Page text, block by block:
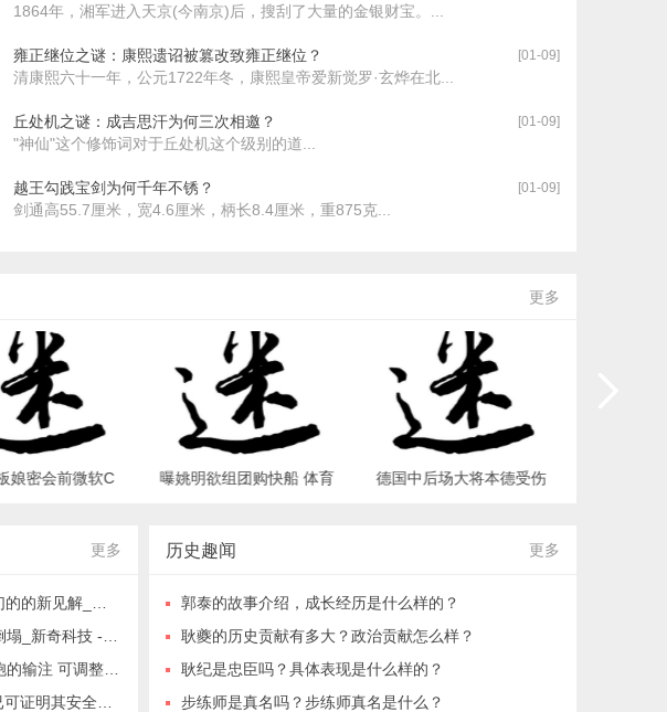
[10-09]
1864年，湘军进入天京(今南京)后，搜刮了大量的金银财宝。...
雍正继位之谜：康熙遗诏被篡改致雍正继位？ [01-09]
清康熙六十一年，公元1722年冬，康熙皇帝爱新觉罗·玄烨在北...
丘处机之谜：成吉思汗为何三次相邀？ [01-09]
"神仙"这个修饰词对于丘处机这个级别的道...
越王勾践宝剑为何千年不锈？ [01-09]
剑通高55.7厘米，宽4.6厘米，柄长8.4厘米，重875克...
更多
娘密会前微软C
曝姚明欲组团购快船 体育
界之最
德国中后场大将本德受伤
更多
- 夜异区世界之最
- 夜异区世界之最
奇科技 - 夜异区世界之最
科技 - 夜异区世界之最
历史趣闻 更多
郭泰的故事介绍，成长经历是什么样的？
耿夔的历史贡献有多大？政治贡献怎么样？
耿纪是忠臣吗？具体表现是什么样的？
步练师是真名吗？步练师真名是什么？